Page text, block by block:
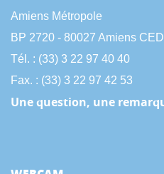
Amiens Métropole
BP 2720 - 80027 Amiens
Tél. : (33) 3 22 97 40 40
Fax. : (33) 3 22 97 42 53
Une question, une